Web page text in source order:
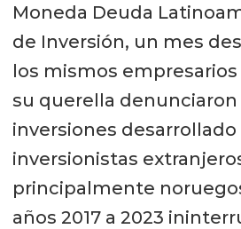
Moneda Deuda
de Inversión, un mes
los mismos empresarios
su querella denunciaron
inversiones desarrollado
inversionistas
principalmente
años 2017 a 2023